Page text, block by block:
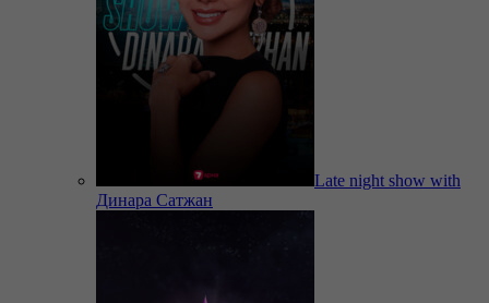
Late night show with
Динара Сатжан